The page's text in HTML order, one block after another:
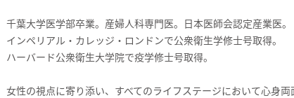
千葉大学医学部卒業。産婦人科専門医。日本医師会認定産業医。
インペリアル・カレッジ・ロンドンで公衆衛生学修士号取得。
ハーバード公衆衛生大学院で疫学修士号取得。
女性の視点に寄り添い、すべてのライフステージにおいて心身